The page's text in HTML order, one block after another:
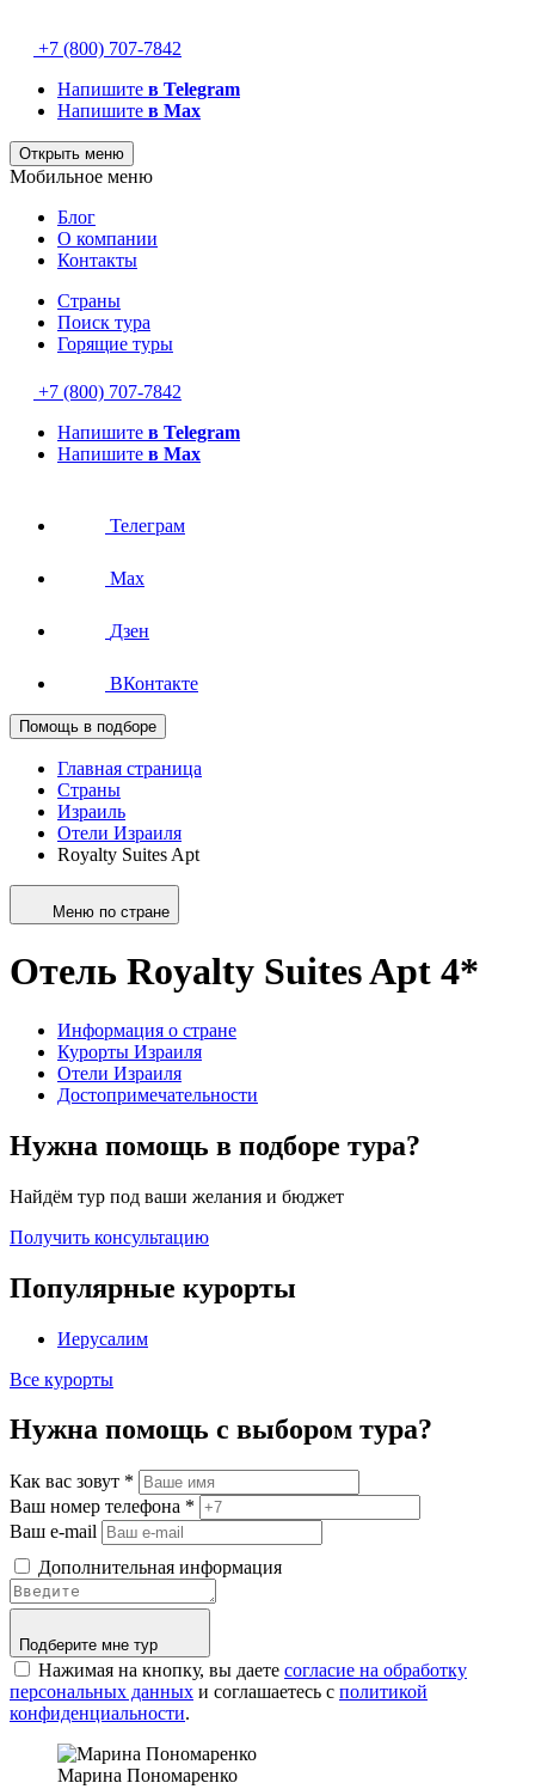
+7 (800) 707-7842
Напишите в Telegram
Напишите в Max
Открыть меню
Мобильное меню
Блог
О компании
Контакты
Страны
Поиск тура
Горящие туры
+7 (800) 707-7842
Напишите в Telegram
Напишите в Max
Телеграм
Max
Дзен
ВКонтакте
Помощь в подборе
Главная страница
Страны
Израиль
Отели Израиля
Royalty Suites Apt
Меню по стране
Отель Royalty Suites Apt 4*
Информация о стране
Курорты Израиля
Отели Израиля
Достопримечательности
Нужна помощь в подборе тура?
Найдём тур под ваши желания и бюджет
Получить консультацию
Популярные курорты
Иерусалим
Все курорты
Нужна помощь с выбором тура?
Как вас зовут *
Ваш номер телефона *
Ваш e-mail
Дополнительная информация
Подберите мне тур
Нажимая на кнопку, вы даете согласие на обработку
персональных данных и соглашаетесь c политикой
конфиденциальности.
Марина Пономаренко